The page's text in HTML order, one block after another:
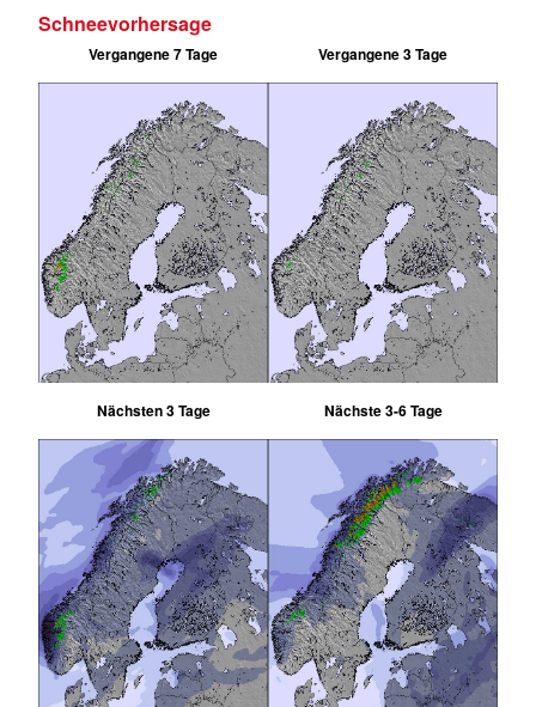
Schneevorhersage
Vergangene 7 Tage Vergangene 3 Tage
Nächsten 3 Tage Nächste 3-6 Tage